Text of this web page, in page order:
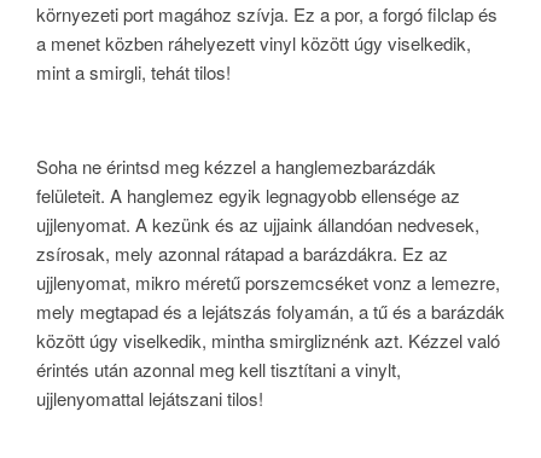
környezeti port magához szívja. Ez a por, a forgó filclap és
a menet közben ráhelyezett vinyl között úgy viselkedik,
mint a smirgli, tehát tilos!
Soha ne érintsd meg kézzel a hanglemezbarázdák
felületeit. A hanglemez egyik legnagyobb ellensége az
ujjlenyomat. A kezünk és az ujjaink állandóan nedvesek,
zsírosak, mely azonnal rátapad a barázdákra. Ez az
ujjlenyomat, mikro méretű porszemcséket vonz a lemezre,
mely megtapad és a lejátszás folyamán, a tű és a barázdák
között úgy viselkedik, mintha smirgliznénk azt. Kézzel való
érintés után azonnal meg kell tisztítani a vinylt,
ujjlenyomattal lejátszani tilos!